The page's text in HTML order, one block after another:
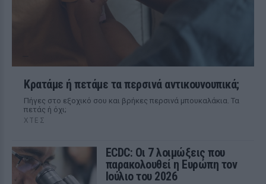
Κρατάμε ή πετάμε τα περσινά αντικουνουπικά;
Πήγες στο εξοχικό σου και βρήκες περσινά μπουκαλάκια. Τα
πετάς ή όχι;
ΧΤΕΣ
ECDC: Οι 7 λοιμώξεις που
παρακολουθεί η Ευρώπη τον
Ιούλιο του 2026